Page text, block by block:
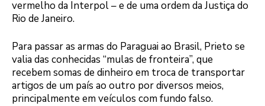
vermelho da Interpol – e de uma ordem da Justiça do
Rio de Janeiro.
Para passar as armas do Paraguai ao Brasil, Prieto se
valia das conhecidas “mulas de fronteira”, que
recebem somas de dinheiro em troca de transportar
artigos de um país ao outro por diversos meios,
principalmente em veículos com fundo falso.